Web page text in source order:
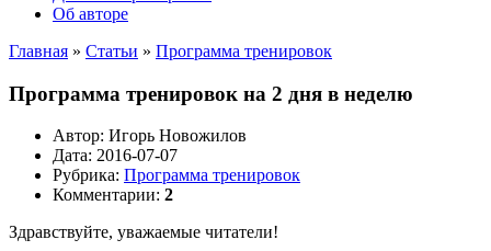
Об авторе
Главная » Статьи » Программа тренировок
Программа тренировок на 2 дня в неделю
Автор: Игорь Новожилов
Дата: 2016-07-07
Рубрика: Программа тренировок
Комментарии: 2
Здравствуйте, уважаемые читатели!